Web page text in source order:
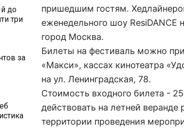
до
три
за
пришедшим гостям.
еженедельного шоу
город Москва.
Билеты на фестиваль можно
«Макси», кассах кинотеатра
на ул. Ленинградская, 78.
Стоимость входного билета -
действовать на летней
территории проведения